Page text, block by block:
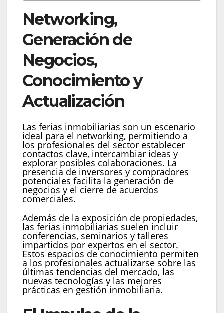
Networking,
Generación de
Negocios,
Conocimiento y
Actualización
Las ferias inmobiliarias son un escenario
ideal para el networking, permitiendo a
los profesionales del sector establecer
contactos clave, intercambiar ideas y
explorar posibles colaboraciones. La
presencia de inversores y compradores
potenciales facilita la generación de
negocios y el cierre de acuerdos
comerciales.
Además de la exposición de propiedades,
las ferias inmobiliarias suelen incluir
conferencias, seminarios y talleres
impartidos por expertos en el sector.
Estos espacios de conocimiento permiten
a los profesionales actualizarse sobre las
últimas tendencias del mercado, las
nuevas tecnologías y las mejores
prácticas en gestión inmobiliaria.